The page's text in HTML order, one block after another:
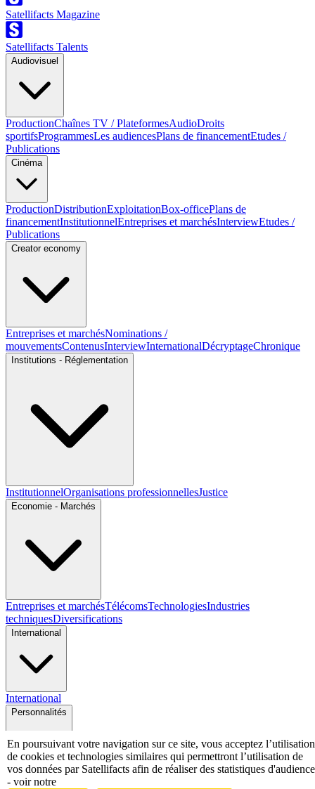
Satellifacts Magazine
Satellifacts Talents
Audiovisuel
ProductionChaînes TV / PlateformesAudioDroits
sportifsProgrammesLes audiencesPlans de financementEtudes /
Publications
Cinéma
ProductionDistributionExploitationBox-officePlans de
financementInstitutionnelEntreprises et marchésInterviewEtudes /
Publications
Creator economy
Entreprises et marchésNominations /
mouvementsContenusInterviewInternationalDécryptageChronique
Institutions - Réglementation
InstitutionnelOrganisations professionnellesJustice
Economie - Marchés
Entreprises et marchésTélécomsTechnologiesIndustries
techniquesDiversifications
International
International
Personnalités
InterviewBiographies
En poursuivant votre navigation sur ce site, vous acceptez l’utilisation
de cookies et technologies similaires qui permettront l’utilisation de
vos données par Satellifacts afin de réaliser des statistiques d'audience
- voir notre